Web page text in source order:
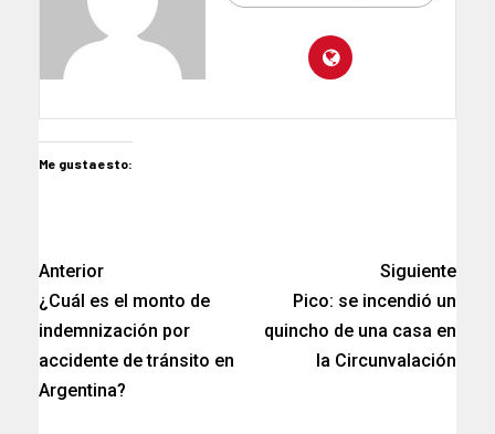
Me gusta esto:
Anterior
¿Cuál es el monto de
indemnización por
accidente de tránsito en
Argentina?
Siguiente
Pico: se incendió un
quincho de una casa en
la Circunvalación